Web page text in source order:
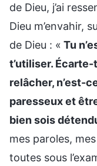
de Dieu, j’ai
Dieu m’envahir,
de Dieu : « Tu
t’utiliser.
relâcher, n’est-
paresseux et
bien sois
mes paroles,
toutes sous